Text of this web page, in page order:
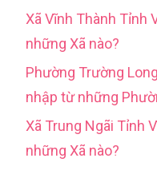
Xã Vĩnh Thành Tỉnh
những Xã nào?
Phường Trường
nhập từ những
Xã Trung Ngãi Tỉnh
những Xã nào?